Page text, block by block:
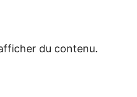
du contenu.